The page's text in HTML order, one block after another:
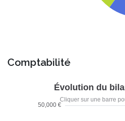
Comptabilité